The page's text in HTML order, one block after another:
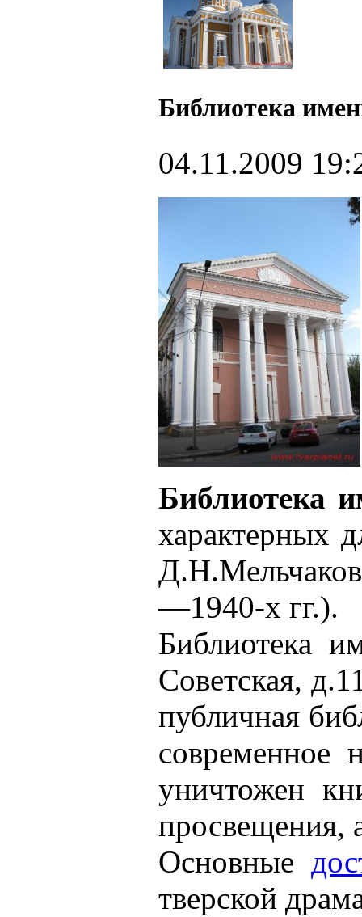
Библиотека
04.11.2009
Библиотека
характерных
—1940-х гг.).
Библиотека
Советская,
публичная
современное
уничтожен
просвещения,
Основные
тверской